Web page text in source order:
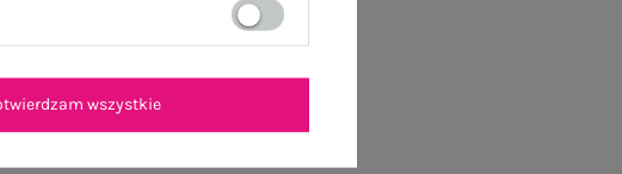
wszystkie